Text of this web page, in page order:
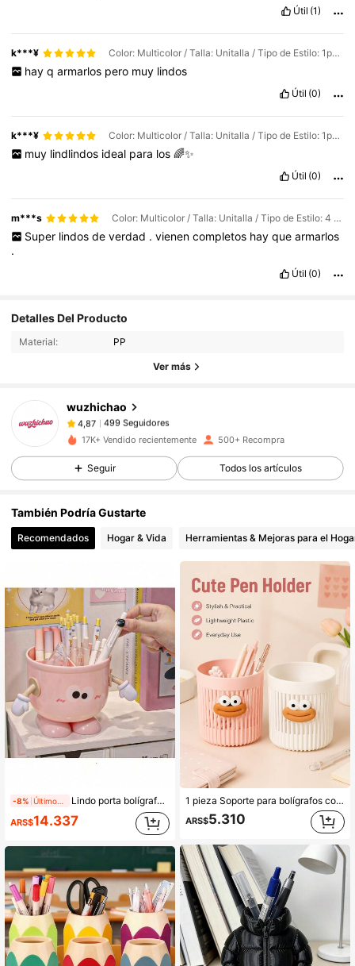
Útil (1)
k***¥ Color: Multicolor / Talla: Unitalla / Tipo de Estilo: 1pc-rosa
hay q armarlos pero muy lindos
Útil (0)
k***¥ Color: Multicolor / Talla: Unitalla / Tipo de Estilo: 1pc-verde
muy lindlindos ideal para los 🌈✨
Útil (0)
m***s Color: Multicolor / Talla: Unitalla / Tipo de Estilo: 4 piezas: rosa, rojo, verde y blanco
Super lindos de verdad . vienen completos hay que armarlos
.
Útil (0)
Detalles Del Producto
Material: PP
Ver más
wuzhichao
4,87
499 Seguidores
9***5seguidoHace 1 día
4,87
499 Seguidores
4,87 499 Seguidores
4,87 499 Seguidores
4,87 499 Seguidores
17K+ Vendido recientemente 500+ Recompra
Seguir Todos los artículos
También Podría Gustarte
Recomendados Hogar & Vida Herramientas & Mejoras para el
-8% Lindo porta bolígrafos de gran capacidad con cara de dibujos animados, caja de almacenamiento de escritorio duradera, adecuada para bolígrafos, marcadores y suministros de oficina, diseño portátil, adecuada para estudiantes y uso de oficina, azul y rosa, con expresión alegre y juguetona, suministros de oficina y accesorios decoración de escritorio, Rosa = Porta bolígrafos sin manos pequeñas, Azul = Porta bolígrafos sin manos pequeñas
ARS$14.337
1 pieza Soporte para bolígrafos con cara de dibujos animados linda, organizador de escritorio de plástico, puede sostener bolígrafos, lápices, brochas de maquillaje, cesta de almacenamiento ventilada, adecuado para el hogar, oficina, tocador, decoración de habitación estética divertida, regalo para niños y estudiantes, útiles escolares
ARS$5.310